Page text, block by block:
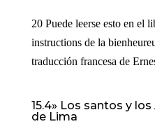
20 Puede leerse esto en el
instructions de la
traducción francesa de
15.4» Los santos y
de Lima